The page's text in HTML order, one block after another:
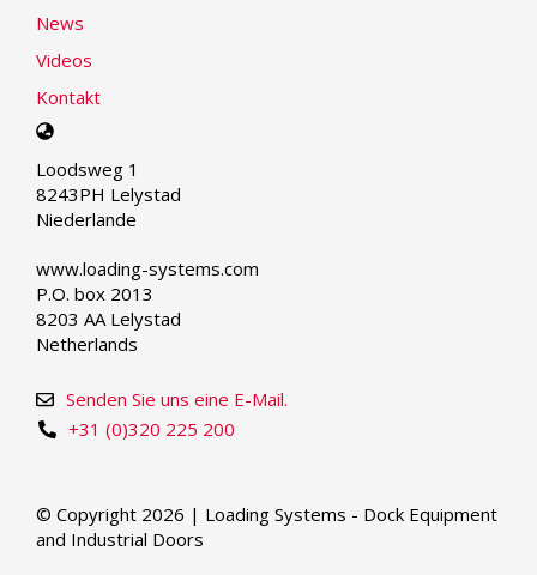
News
Videos
Kontakt
Select
language
Loodsweg 1
8243PH Lelystad
Niederlande
www.loading-systems.com
P.O. box 2013
8203 AA Lelystad
Netherlands
+31 (0)320 225 200
Senden Sie uns eine E-Mail.
© Copyright 2026 | Loading Systems - Dock Equipment
and Industrial Doors